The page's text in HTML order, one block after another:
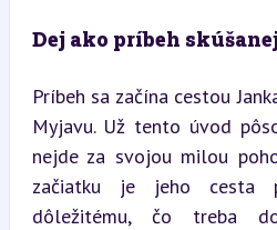
Dej ako príbeh
Príbeh sa začína cestou
Myjavu. Už tento úvod
nejde za svojou milou
začiatku je jeho cesta
dôležitému, čo treba